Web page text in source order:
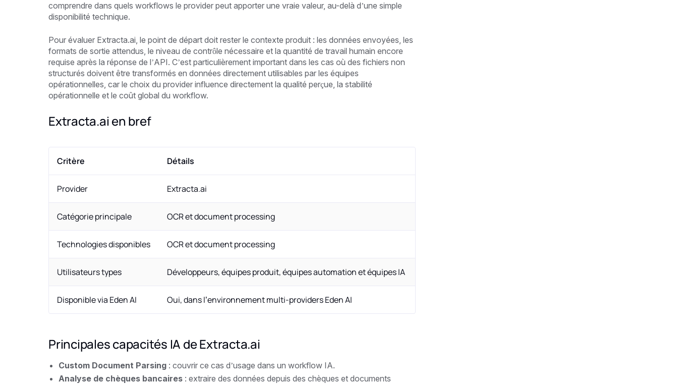
comprendre dans quels workflows le provider peut apporter une vraie valeur, au-delà d’une simple
disponibilité technique.
Pour évaluer Extracta.ai, le point de départ doit rester le contexte produit : les données envoyées, les
formats de sortie attendus, le niveau de contrôle nécessaire et la quantité de travail humain encore
requise après la réponse de l’API. C’est particulièrement important dans les cas où des fichiers non
structurés doivent être transformés en données directement utilisables par les équipes
opérationnelles, car le choix du provider influence directement la qualité perçue, la stabilité
opérationnelle et le coût global du workflow.
Extracta.ai en bref
Critère Détails
Provider Extracta.ai
Catégorie principale OCR et document processing
Technologies disponibles OCR et document processing
Utilisateurs types Développeurs, équipes produit, équipes automation et équipes IA
Disponible via Eden AI Oui, dans l’environnement multi-providers Eden AI
Principales capacités IA de Extracta.ai
Custom Document Parsing : couvrir ce cas d’usage dans un workflow IA.
Analyse de chèques bancaires : extraire des données depuis des chèques et documents